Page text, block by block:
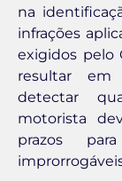
na
infrações
exigidos pelo
resultar em
detectar
motorista
prazos